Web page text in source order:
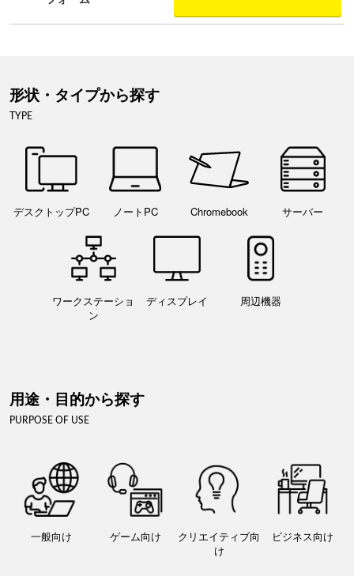
形状・タイプから探す
TYPE
デスクトップPC ノートPC Chromebook サーバー
ワークステーショ
ン
ディスプレイ 周辺機器
用途・目的から探す
PURPOSE OF USE
一般向け ゲーム向け
クリエイティブ向
け
ビジネス向け